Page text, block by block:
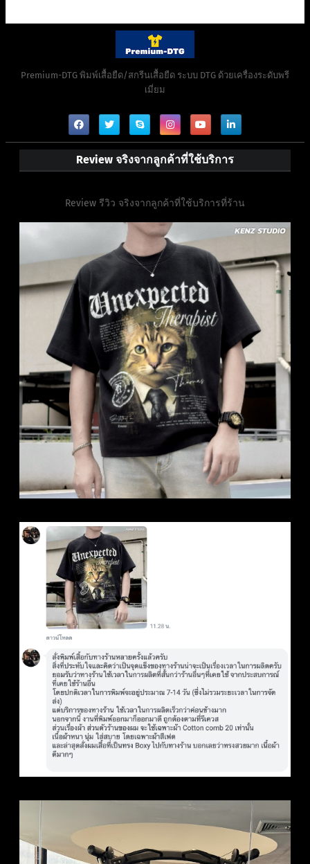
Premium-DTG พิมพ์เสื้อยืด/สกรีนเสื้อยืด ระบบ DTG ด้วยเครื่องระดับพรี
เมี่ยม
Review จริงจากลูกค้าที่ใช้บริการ
Review รีวิว จริงจากลูกค้าที่ใช้บริการที่ร้าน